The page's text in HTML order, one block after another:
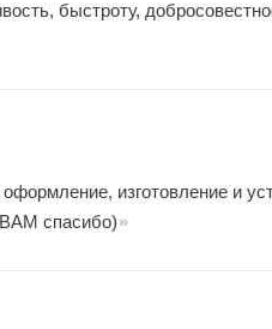
быстроту,
изготовление и
ВАМ спасибо)